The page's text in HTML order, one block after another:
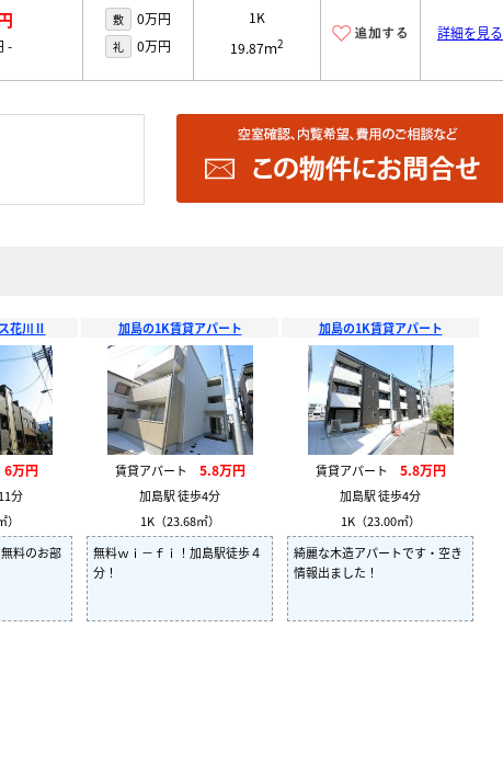
-
敷 0万円
礼 0万円
1K
19.87ｍ2
詳細を見る
花川Ⅱ
6万円
分
料のお部
加島の1K賃貸アパート
賃貸アパート 5.8万円
加島駅 徒歩4分
1K（23.68㎡）
無料ｗｉ－ｆｉ！加島駅徒歩４
分！
加島の1K賃貸アパート
賃貸アパート 5.8万円
加島駅 徒歩4分
1K（23.00㎡）
綺麗な木造アパートです・空き
情報出ました！